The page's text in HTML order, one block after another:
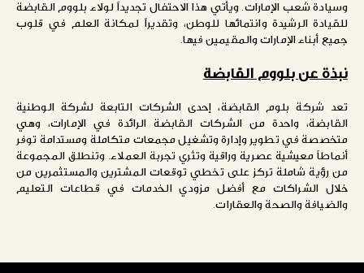
وسيادة شعب الإمارات. ويأتي هذا الاحتفال تجديداً لولاء بلووم القابضة
للقيادة الرشيدة وانتمائها للوطن، وتقديراً لمكانة العلم في قلوب
جميع أبناء الإمارات والمقيمين فيها.
نبذة عن بلووم القابضة
تعد شركة بلوم القابضة، إحدى الشركات التابعة لشركة الوطنية
القابضة، واحدة من الشركات القابضة الرائدة في الإمارات، وهي
متخصصة في تطوير وإدارة وتشغيل مجمعات متكاملة ومستدامة توفر
أنماطاً معيشية عصرية وراقية وتثري تجربة العملاء. وتنطلق المجموعة
من رؤية شاملة تركز على تخطي توقعات المشترين والمستثمرين من
خلال الشراكات مع أفضل مزودي الخدمات في قطاعات التعليم
والضيافة والصحة والعقارات.